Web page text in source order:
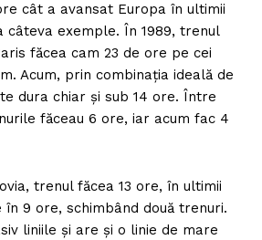
cât a avansat Europa în ultimii
câteva exemple. În 1989, trenul
făcea cam 23 de ore pe cei
Acum, prin combinaţia ideală de
dura chiar şi sub 14 ore. Între
făceau 6 ore, iar acum fac 4
trenul făcea 13 ore, în ultimii
în 9 ore, schimbând două trenuri.
liniile şi are şi o linie de mare